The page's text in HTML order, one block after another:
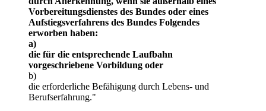
Vorbereitungsdienstes des Bundes oder eines
Aufstiegsverfahrens des Bundes Folgendes
erworben haben:
a)
die für die entsprechende Laufbahn
vorgeschriebene Vorbildung oder
b)
die erforderliche Befähigung durch Lebens- und
Berufserfahrung."